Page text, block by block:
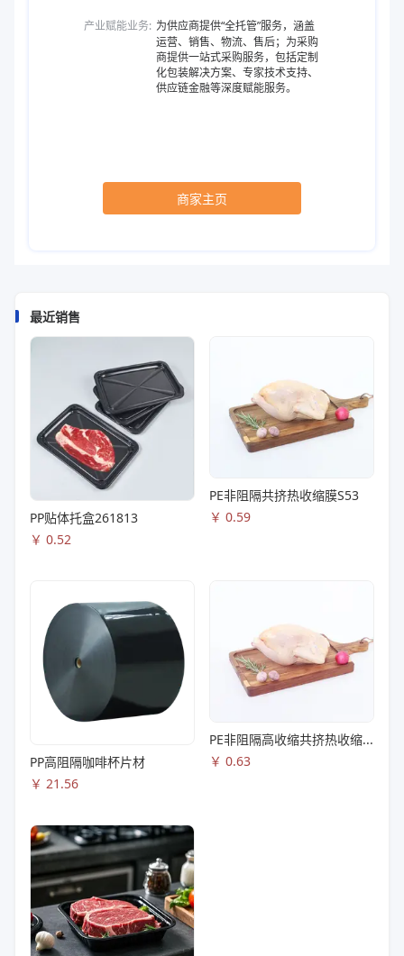
产业赋能业务: 为供应商提供“全托管”服务，涵盖
运营、销售、物流、售后；为采购
商提供一站式采购服务，包括定制
化包装解决方案、专家技术支持、
供应链金融等深度赋能服务。
商家主页
最近销售
PP贴体托盒261813
￥ 0.52
PE非阻隔共挤热收缩膜S53
￥ 0.59
PP高阻隔咖啡杯片材
￥ 21.56
PE非阻隔高收缩共挤热收缩膜S83
￥ 0.63